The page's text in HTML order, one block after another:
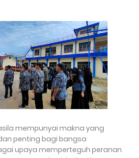
mempunyai makna yang
penting bagi bangsa
upaya memperteguh peranan